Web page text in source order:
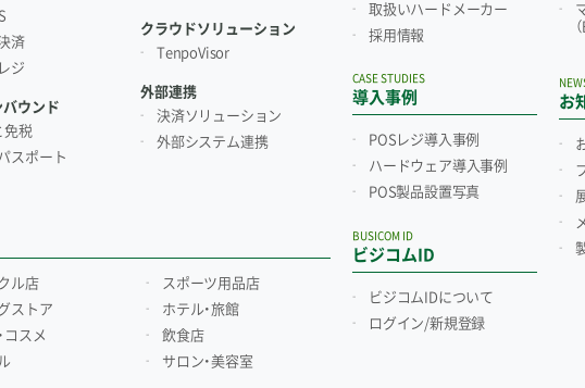
済
ジ
バウンド
免税
スポート
クラウドソリューション
TenpoVisor
外部連携
決済ソリューション
外部システム連携
ル店
ストア
コスメ
スポーツ用品店
ホテル・旅館
飲食店
サロン・美容室
取扱いハードメーカー
採用情報
導入事例
CASE STUDIES
POSレジ導入事例
ハードウェア導入事例
POS製品設置写真
ビジコムID
BUSICOM ID
ビジコムIDについて
ログイン/新規登録
お